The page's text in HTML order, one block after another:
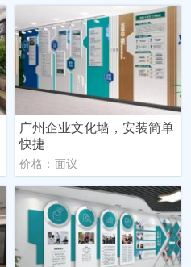
广州企业文化墙，安装简单
快捷
价格：面议